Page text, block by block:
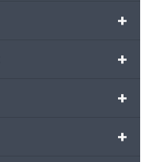
+
+
+
+